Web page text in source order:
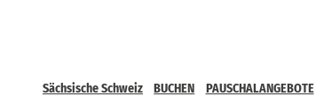
Sächsische Schweiz BUCHEN PAUSCHALANGEBOTE